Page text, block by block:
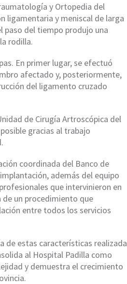
y Ortopedia del
ligamentaria y meniscal de larga
paso del tiempo produjo una
rodilla.
En primer lugar, se efectuó
afectado y, posteriormente,
del ligamento cruzado
de Cirugía Artroscópica del
gracias al trabajo
coordinada del Banco de
además del equipo
que intervinieron en
de un procedimiento que
entre todos los servicios
de estas características realizada
al Hospital Padilla como
y demuestra el crecimiento